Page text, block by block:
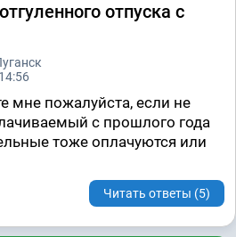
отпуска с
мне пожалуйста, если не
с прошлого года
тоже оплачуются или
Читать ответы (5)